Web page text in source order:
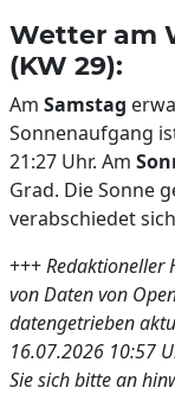
Wetter am
(KW 29):
Am Samstag
Sonnenaufgang
21:27 Uhr. Am
Grad. Die Sonne
verabschiedet
+++Redaktioneller
von Daten von
datengetrieben
16.07.2026 10:57
Sie sich bitte an